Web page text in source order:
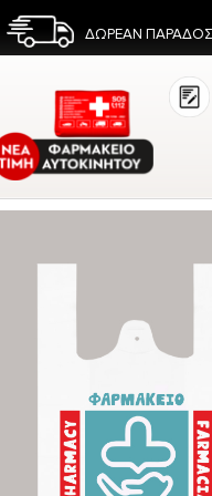
ΔΩΡΕΑΝ